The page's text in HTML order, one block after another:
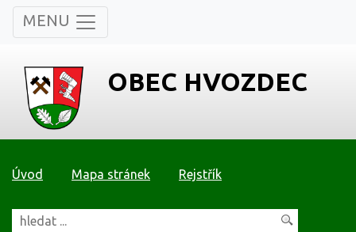
MENU
OBEC HVOZDEC
Úvod Mapa stránek Rejstřík